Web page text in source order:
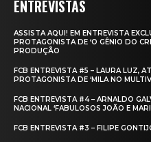
ENTREVISTAS
ASSISTA AQUI! EM ENTREVISTA
PROTAGONISTA DE ‘O GÊNIO DO
PRODUÇÃO
FCB ENTREVISTA #5 – LAURA LUZ,
PROTAGONISTA DE ‘MILA NO
FCB ENTREVISTA #4 – ARNALDO
NACIONAL ‘FABULOSOS JOÃO E
FCB ENTREVISTA #3 – FILIPE